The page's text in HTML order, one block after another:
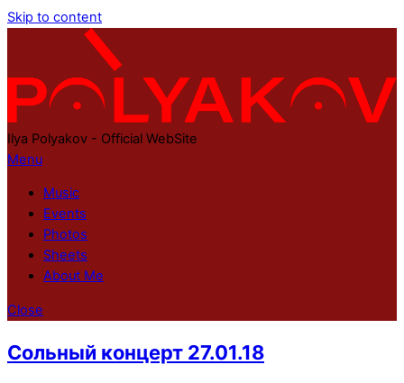
Skip to content
Ilya Polyakov - Official WebSite
Menu
Music
Events
Photos
Sheets
About Me
Close
Сольный концерт 27.01.18